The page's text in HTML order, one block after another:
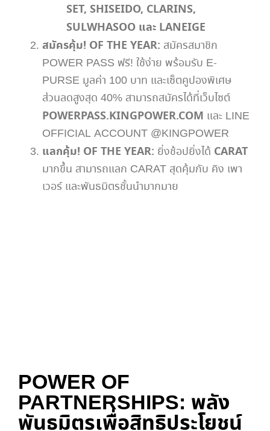
SET, SHISEIDO, CLARINS,
SULWHASOO และ LANEIGE
สมัครคุ้ม! OF THE YEAR: สมัครสมาชิก
POWER PASS ฟรี! ใช้ง่าย พร้อมรับ E-
PURSE มูลค่า 100 บาท และเซ็ตคูปองพิเศษ
ส่วนลดสูงสุด 40% สามารถสมัครได้ที่เว็บไซต์
POWERPASS.KINGPOWER.COM และ LINE
OFFICIAL ACCOUNT @KINGPOWER
แลกคุ้ม! OF THE YEAR: ยิ่งช้อปยิ่งได้ CARAT
มากขึ้น สามารถแลก CARAT สุดคุ้มกับ คิง เพา
เวอร์ และพันธมิตรชั้นนำมากมาย
POWER OF
PARTNERSHIPS: พลัง
พันธมิตรเพื่อสิทธิประโยชน์